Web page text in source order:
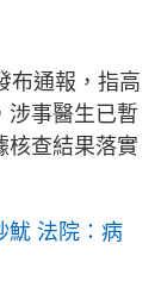
布通報，指高
涉事醫生已暫
核查結果落實
魷 法院：病